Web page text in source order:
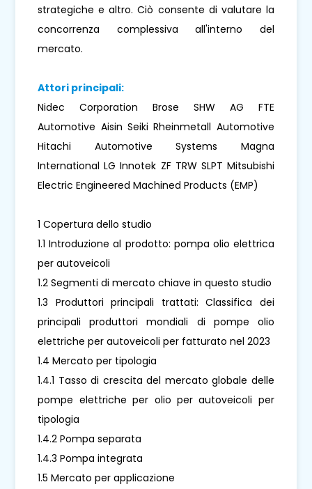
strategiche e altro. Ciò consente di valutare la
concorrenza complessiva all'interno del
mercato.
Attori principali:
Nidec Corporation Brose SHW AG FTE
Automotive Aisin Seiki Rheinmetall Automotive
Hitachi Automotive Systems Magna
International LG Innotek ZF TRW SLPT Mitsubishi
Electric Engineered Machined Products (EMP)
1 Copertura dello studio
1.1 Introduzione al prodotto: pompa olio elettrica
per autoveicoli
1.2 Segmenti di mercato chiave in questo studio
1.3 Produttori principali trattati: Classifica dei
principali produttori mondiali di pompe olio
elettriche per autoveicoli per fatturato nel 2023
1.4 Mercato per tipologia
1.4.1 Tasso di crescita del mercato globale delle
pompe elettriche per olio per autoveicoli per
tipologia
1.4.2 Pompa separata
1.4.3 Pompa integrata
1.5 Mercato per applicazione